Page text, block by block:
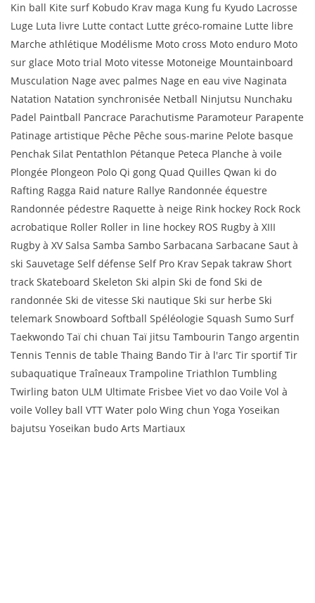
Kin ball Kite surf Kobudo Krav maga Kung fu Kyudo Lacrosse
Luge Luta livre Lutte contact Lutte gréco-romaine Lutte libre
Marche athlétique Modélisme Moto cross Moto enduro Moto
sur glace Moto trial Moto vitesse Motoneige Mountainboard
Musculation Nage avec palmes Nage en eau vive Naginata
Natation Natation synchronisée Netball Ninjutsu Nunchaku
Padel Paintball Pancrace Parachutisme Paramoteur Parapente
Patinage artistique Pêche Pêche sous-marine Pelote basque
Penchak Silat Pentathlon Pétanque Peteca Planche à voile
Plongée Plongeon Polo Qi gong Quad Quilles Qwan ki do
Rafting Ragga Raid nature Rallye Randonnée équestre
Randonnée pédestre Raquette à neige Rink hockey Rock Rock
acrobatique Roller Roller in line hockey ROS Rugby à XIII
Rugby à XV Salsa Samba Sambo Sarbacana Sarbacane Saut à
ski Sauvetage Self défense Self Pro Krav Sepak takraw Short
track Skateboard Skeleton Ski alpin Ski de fond Ski de
randonnée Ski de vitesse Ski nautique Ski sur herbe Ski
telemark Snowboard Softball Spéléologie Squash Sumo Surf
Taekwondo Taï chi chuan Taï jitsu Tambourin Tango argentin
Tennis Tennis de table Thaing Bando Tir à l'arc Tir sportif Tir
subaquatique Traîneaux Trampoline Triathlon Tumbling
Twirling baton ULM Ultimate Frisbee Viet vo dao Voile Vol à
voile Volley ball VTT Water polo Wing chun Yoga Yoseikan
bajutsu Yoseikan budo Arts Martiaux